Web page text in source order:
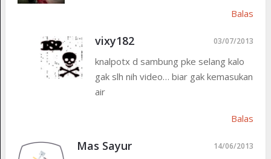
Balas
vixy182 03/07/2013
knalpotx d sambung pke selang kalo
gak slh nih video… biar gak kemasukan
air
Balas
Mas Sayur 14/06/2013